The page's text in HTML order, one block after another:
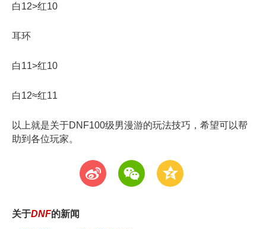
白12>红10
耳环
白11>红10
白12≈红11
以上就是关于DNF100级男漫游的玩法技巧，希望可以帮
助到各位玩家。
t w z
关于DNF的新闻